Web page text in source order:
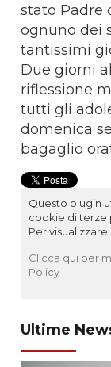
stato Padre
ognuno dei
tantissimi
Due giorni
riflessione
tutti gli
domenica
bagaglio
Questo plugin
cookie di terze
Per
Clicca qui per
Policy
Ultime